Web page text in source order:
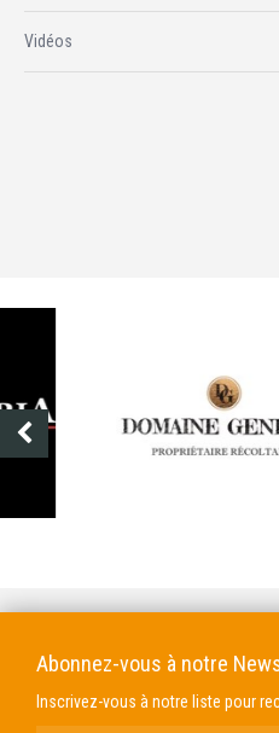
Vidéos
Abonnez-vous à notre
Inscrivez-vous à notre liste pour